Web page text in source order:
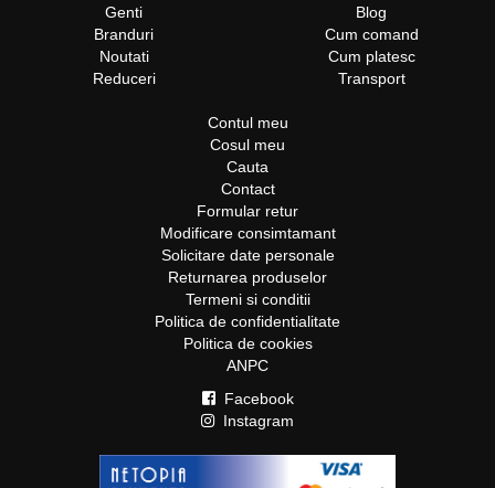
Genti
Branduri
Noutati
Reduceri
Blog
Cum comand
Cum platesc
Transport
Contul meu
Cosul meu
Cauta
Contact
Formular retur
Modificare consimtamant
Solicitare date personale
Returnarea produselor
Termeni si conditii
Politica de confidentialitate
Politica de cookies
ANPC
Facebook
Instagram